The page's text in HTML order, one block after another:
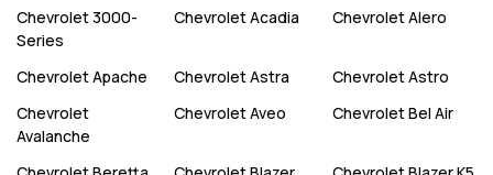
Chevrolet3000-
Series
ChevroletAcadia ChevroletAlero
ChevroletApache ChevroletAstra ChevroletAstro
Chevrolet
Avalanche
ChevroletAveo ChevroletBel Air